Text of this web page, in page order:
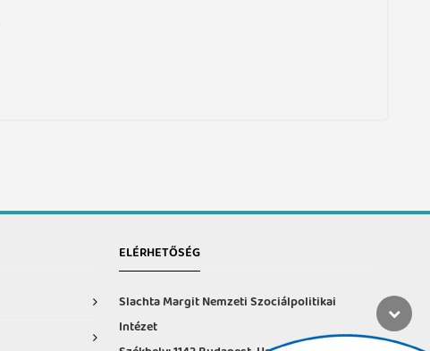
ELÉRHETŐSÉG
Slachta Margit Nemzeti Szociálpolitikai
Intézet